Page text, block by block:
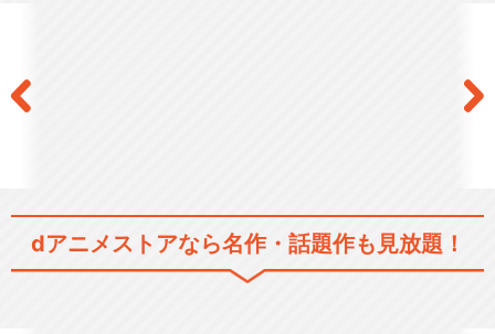
dアニメストアなら名作・話題作も見放題！